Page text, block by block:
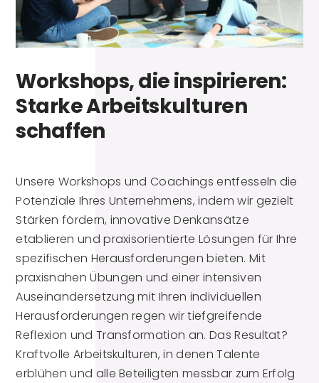
Workshops, die inspirieren:
Starke Arbeitskulturen
schaffen
Unsere Workshops und Coachings entfesseln die
Potenziale Ihres Unternehmens, indem wir gezielt
Stärken fördern, innovative Denkansätze
etablieren und praxisorientierte Lösungen für Ihre
spezifischen Herausforderungen bieten. Mit
praxisnahen Übungen und einer intensiven
Auseinandersetzung mit Ihren individuellen
Herausforderungen regen wir tiefgreifende
Reflexion und Transformation an. Das Resultat?
Kraftvolle Arbeitskulturen, in denen Talente
erblühen und alle Beteiligten messbar zum Erfolg